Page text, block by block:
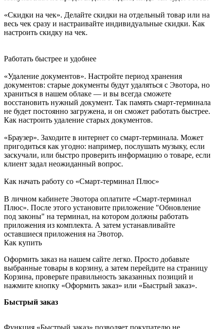
«Скидки на чек». Делайте скидки на отдельный товар или на
весь чек сразу и настраивайте индивидуальные скидки. Как
настроить скидку на чек.
Работать быстрее и удобнее
«Удаление документов». Настройте период хранения
документов: старые документы будут удаляться с Эвотора, но
храниться в нашем облаке — и вы всегда сможете
восстановить нужный документ. Так память смарт-терминала
не будет постоянно загружена, и он сможет работать быстрее.
Как настроить удаление старых документов.
«Браузер». Заходите в интернет со смарт-терминала. Может
пригодиться как угодно: например, послушать музыку, если
заскучали, или быстро проверить информацию о товаре, если
клиент задал неожиданный вопрос.
Как начать работу со «Смарт-терминал Плюс»
В личном кабинете Эвотора оплатите «Смарт-терминал
Плюс». После этого установите приложение "Обновление
под законы" на терминал, на котором должны работать
приложения из комплекта. А затем устанавливайте
оставшиеся приложения на Эвотор.
Как купить
Оформить заказ на нашем сайте легко. Просто добавьте
выбранные товары в корзину, а затем перейдите на страницу
Корзина, проверьте правильность заказанных позиций и
нажмите кнопку «Оформить заказ» или «Быстрый заказ».
Быстрый заказ
Функция «Быстрый заказ» позволяет покупателю не